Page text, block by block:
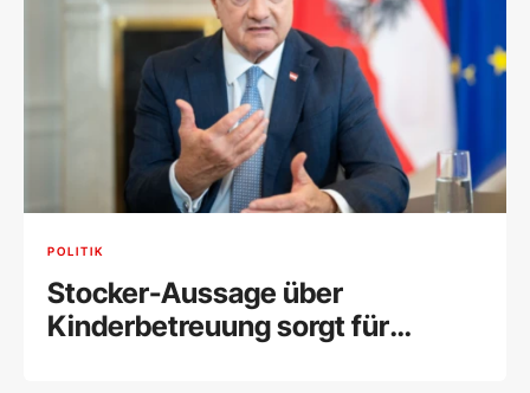
POLITIK
Stocker-Aussage über
Kinderbetreuung sorgt für